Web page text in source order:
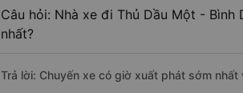
Câu hỏi: Nhà xe đi Thủ Dầu Một - Bình
nhất?
Trả lời: Chuyến xe có giờ xuất phát sớm